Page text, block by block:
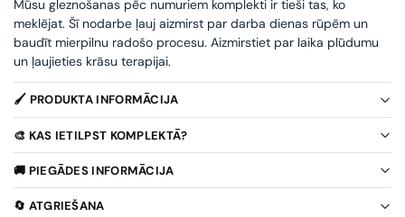
Mūsu gleznošanas pēc numuriem komplekti ir tieši tas, ko
meklējat. Šī nodarbe ļauj aizmirst par darba dienas rūpēm un
baudīt mierpilnu radošo procesu. Aizmirstiet par laika plūdumu
un ļaujieties krāsu terapijai.
🖌️ PRODUKTA INFORMĀCIJA
🎨 KAS IETILPST KOMPLEKTĀ?
🚚 PIEGĀDES INFORMĀCIJA
🔄 ATGRIEŠANA